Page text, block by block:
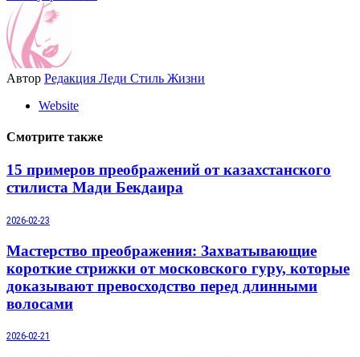
Автор Редакция Леди Стиль Жизни
Website
Смотрите также
15 примеров преображений от казахстанского
стилиста Мади Бекдаира
2026-02-23
Мастерство преображения: Захватывающие
короткие стрижки от московского гуру, которые
доказывают превосходство перед длинными
волосами
2026-02-21